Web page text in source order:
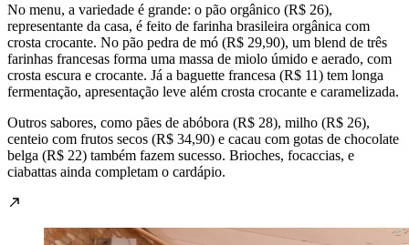
No menu, a variedade é grande: o pão orgânico (R$ 26),
representante da casa, é feito de farinha brasileira orgânica com
crosta crocante. No pão pedra de mó (R$ 29,90), um blend de três
farinhas francesas forma uma massa de miolo úmido e aerado, com
crosta escura e crocante. Já a baguette francesa (R$ 11) tem longa
fermentação, apresentação leve além crosta crocante e caramelizada.
Outros sabores, como pães de abóbora (R$ 28), milho (R$ 26),
centeio com frutos secos (R$ 34,90) e cacau com gotas de chocolate
belga (R$ 22) também fazem sucesso. Brioches, focaccias, e
ciabattas ainda completam o cardápio.